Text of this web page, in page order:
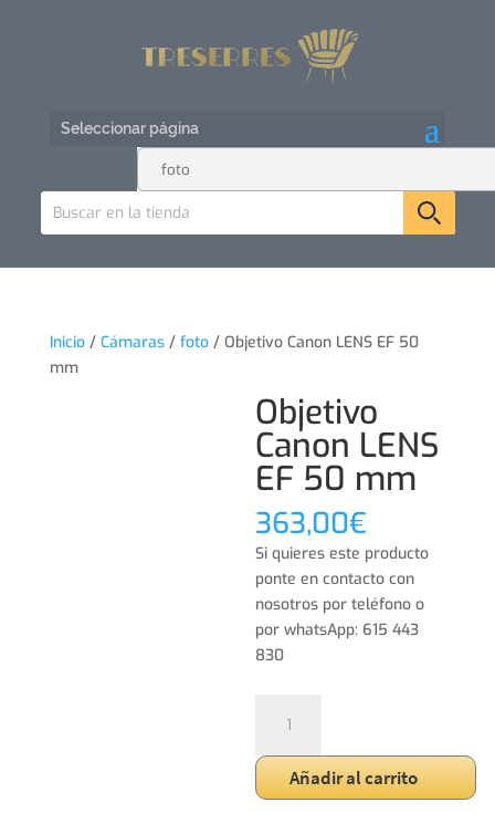
Seleccionar página
Inicio/ Cámaras/ foto/ Objetivo Canon LENS EF 50
mm
Objetivo
Canon LENS
EF 50 mm
363,00€
Si quieres este producto
ponte en contacto con
nosotros por teléfono o
por whatsApp: 615 443
830
Canon
LENS
EF
Añadir al carrito